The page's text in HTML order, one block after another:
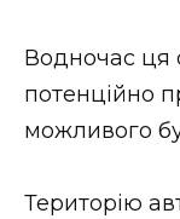
Водночас ця
потенційно
можливого
Територію